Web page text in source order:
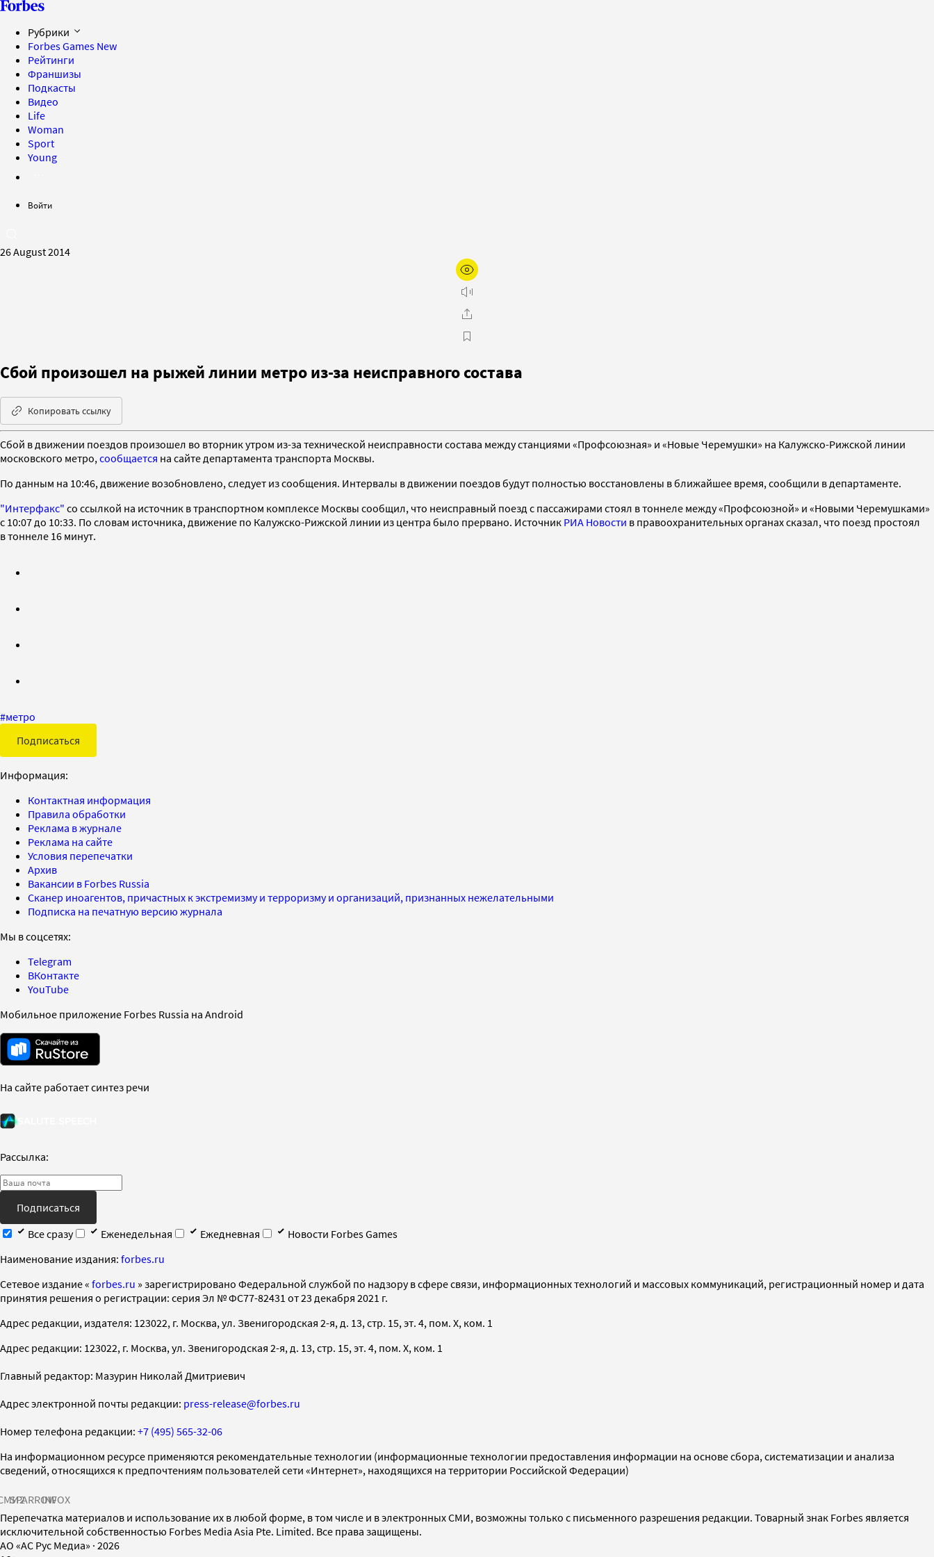
Рубрики
Forbes Games New
Рейтинги
Франшизы
Подкасты
Видео
Life
Woman
Sport
Young
Войти
26 August 2014
Сбой произошел на рыжей линии метро из-за неисправного состава
Копировать ссылку
Сбой в движении поездов произошел во вторник утром из-за технической неисправности состава между станциями «Профсоюзная» и «Новые Черемушки» на Калужско-Рижской линии
московского метро, сообщается на сайте департамента транспорта Москвы.
По данным на 10:46, движение возобновлено, следует из сообщения. Интервалы в движении поездов будут полностью восстановлены в ближайшее время, сообщили в департаменте.
"Интерфакс" со ссылкой на источник в транспортном комплексе Москвы сообщил, что неисправный поезд с пассажирами стоял в тоннеле между «Профсоюзной» и «Новыми Черемушками»
с 10:07 до 10:33. По словам источника, движение по Калужско-Рижской линии из центра было прервано. Источник РИА Новости в правоохранительных органах сказал, что поезд простоял
в тоннеле 16 минут.
#метро
Подписаться
Информация:
Контактная информация
Правила обработки
Реклама в журнале
Реклама на сайте
Условия перепечатки
Архив
Вакансии в Forbes Russia
Сканер иноагентов, причастных к экстремизму и терроризму и организаций, признанных нежелательными
Подписка на печатную версию журнала
Мы в соцсетях:
Telegram
ВКонтакте
YouTube
Мобильное приложение Forbes Russia на Android
На сайте работает синтез речи
Рассылка:
Подписаться
Все сразу
Еженедельная Ежедневная
Новости Forbes Games
Наименование издания: forbes.ru
Cетевое издание « forbes.ru » зарегистрировано Федеральной службой по надзору в сфере связи, информационных технологий и массовых коммуникаций, регистрационный номер и дата
принятия решения о регистрации: серия Эл № ФС77-82431 от 23 декабря 2021 г.
Адрес редакции, издателя: 123022, г. Москва, ул. Звенигородская 2-я, д. 13, стр. 15, эт. 4, пом. X, ком. 1
Адрес редакции: 123022, г. Москва, ул. Звенигородская 2-я, д. 13, стр. 15, эт. 4, пом. X, ком. 1
Главный редактор: Мазурин Николай Дмитриевич
Адрес электронной почты редакции: press-release@forbes.ru
Номер телефона редакции: +7 (495) 565-32-06
На информационном ресурсе применяются рекомендательные технологии (информационные технологии предоставления информации на основе сбора, систематизации и анализа
сведений, относящихся к предпочтениям пользователей сети «Интернет», находящихся на территории Российской Федерации)
SPARROWINFOX
Перепечатка материалов и использование их в любой форме, в том числе и в электронных СМИ, возможны только с письменного разрешения редакции. Товарный знак Forbes является
исключительной собственностью Forbes Media Asia Pte. Limited. Все права защищены.
AO «АС Рус Медиа» · 2026